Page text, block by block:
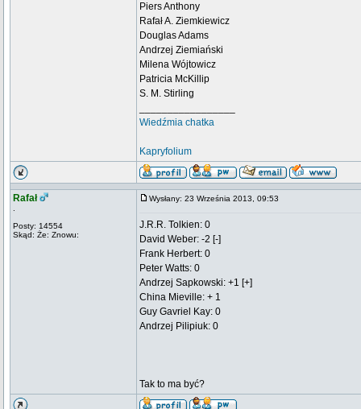
Piers Anthony
Rafał A. Ziemkiewicz
Douglas Adams
Andrzej Ziemiański
Milena Wójtowicz
Patricia McKillip
S. M. Stirling
Wiedźmia chatka
Kapryfolium
Rafał
Posty: 14554
Skąd: Że: Znowu:
Wysłany: 23 Września 2013, 09:53
J.R.R. Tolkien: 0
David Weber: -2 [-]
Frank Herbert: 0
Peter Watts: 0
Andrzej Sapkowski: +1 [+]
China Mieville: + 1
Guy Gavriel Kay: 0
Andrzej Pilipiuk: 0
Tak to ma być?